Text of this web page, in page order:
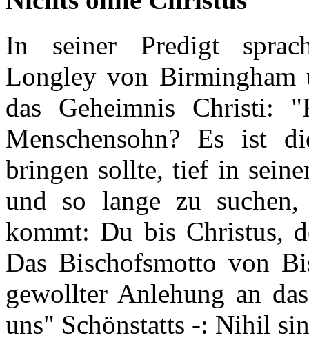
In seiner Predigt
Longley von Birmingham
das Geheimnis Christi:
Menschensohn? Es ist
bringen sollte, tief in
und so lange zu
kommt: Du bis Christus,
Das Bischofsmotto von
gewollter Anlehung an
uns" Schönstatts -: Nihil